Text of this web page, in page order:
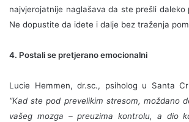
najvjerojatnije naglašava da ste prešli daleko
Ne dopustite da idete i dalje bez traženja
4. Postali se pretjerano emocionalni
Lucie Hemmen, dr.sc., psiholog u Santa
“Kad ste pod prevelikim stresom, moždano
vašeg mozga – preuzima kontrolu, a dio